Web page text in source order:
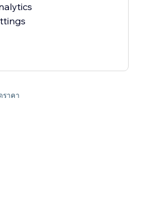
ราคา